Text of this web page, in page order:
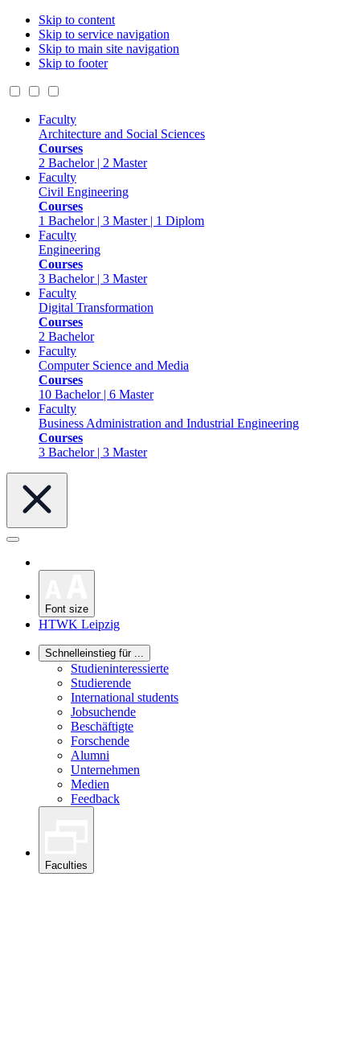
Skip to content
Skip to service navigation
Skip to main site navigation
Skip to footer
Faculty
Architecture and Social Sciences
Courses
2 Bachelor | 2 Master
Faculty
Civil Engineering
Courses
1 Bachelor | 3 Master | 1 Diplom
Faculty
Engineering
Courses
3 Bachelor | 3 Master
Faculty
Digital Transformation
Courses
2 Bachelor
Faculty
Computer Science and Media
Courses
10 Bachelor | 6 Master
Faculty
Business Administration and Industrial Engineering
Courses
3 Bachelor | 3 Master
Font size
HTWK Leipzig
Schnelleinstieg für ...
Studieninteressierte
Studierende
International students
Jobsuchende
Beschäftigte
Forschende
Alumni
Unternehmen
Medien
Feedback
Faculties